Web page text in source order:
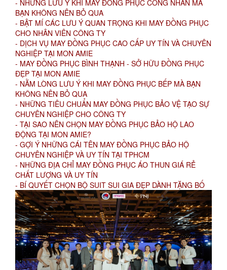
- NHỮNG LƯU Ý KHI MAY ĐỒNG PHỤC CÔNG NHÂN MÀ
BẠN KHÔNG NÊN BỎ QUA
- BẬT MÍ CÁC LƯU Ý QUAN TRỌNG KHI MAY ĐỒNG PHỤC
CHO NHÂN VIÊN CÔNG TY
- DỊCH VỤ MAY ĐỒNG PHỤC CAO CẤP UY TÍN VÀ CHUYÊN
NGHIỆP TẠI MON AMIE
- MAY ĐỒNG PHỤC BÌNH THẠNH - SỞ HỮU ĐỒNG PHỤC
ĐẸP TẠI MON AMIE
- NẰM LÒNG LƯU Ý KHI MAY ĐỒNG PHỤC BẾP MÀ BẠN
KHÔNG NÊN BỎ QUA
- NHỮNG TIÊU CHUẨN MAY ĐỒNG PHỤC BẢO VỆ TẠO SỰ
CHUYÊN NGHIỆP CHO CÔNG TY
- TẠI SAO NÊN CHỌN MAY ĐỒNG PHỤC BẢO HỘ LAO
ĐỘNG TẠI MON AMIE?
- GỢI Ý NHỮNG CÁI TÊN MAY ĐỒNG PHỤC BẢO HỘ
CHUYÊN NGHIỆP VÀ UY TÍN TẠI TPHCM
- NHỮNG ĐỊA CHỈ MAY ĐỒNG PHỤC ÁO THUN GIÁ RẺ
CHẤT LƯỢNG VÀ UY TÍN
- BÍ QUYẾT CHỌN BỘ SUIT SUI GIA ĐẸP DÀNH TẶNG BỐ